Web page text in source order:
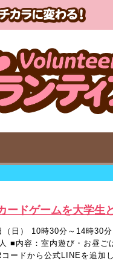
ードゲームを大学生
日） 10時30分～14時30
■内容：室内遊び・お昼
ードから公式LINEを追